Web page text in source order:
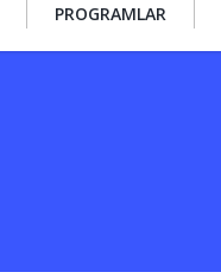
PROGRAMLAR